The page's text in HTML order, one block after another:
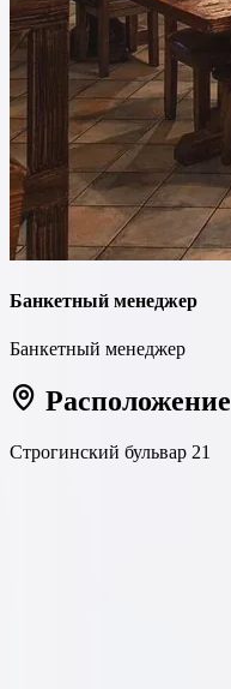
Банкетный менеджер
Банкетный менеджер
Расположение
Строгинский бульвар 21